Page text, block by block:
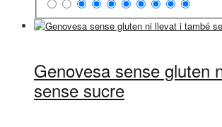
Genovesa sense gluten
sense sucre